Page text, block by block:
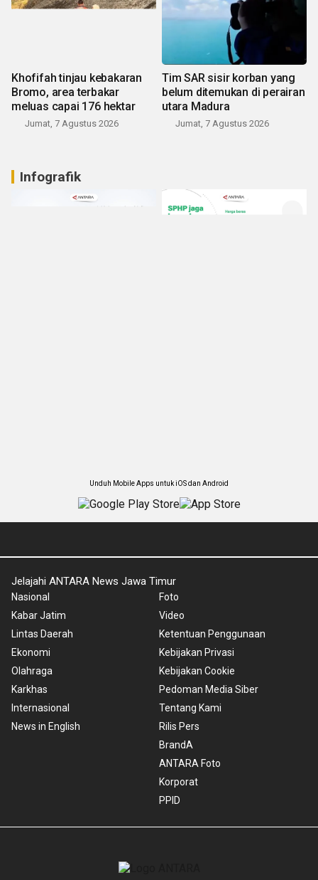
Khofifah tinjau kebakaran
Bromo, area terbakar
meluas capai 176 hektar
Jumat, 7 Agustus 2026
Tim SAR sisir korban yang
belum ditemukan di perairan
utara Madura
Jumat, 7 Agustus 2026
Infografik
Unduh Mobile Apps untuk iOS dan Android
Jelajahi ANTARA News Jawa Timur
Nasional
Kabar Jatim
Lintas Daerah
Ekonomi
Olahraga
Karkhas
Internasional
News in English
Foto
Video
Ketentuan Penggunaan
Kebijakan Privasi
Kebijakan Cookie
Pedoman Media Siber
Tentang Kami
Rilis Pers
BrandA
ANTARA Foto
Korporat
PPID